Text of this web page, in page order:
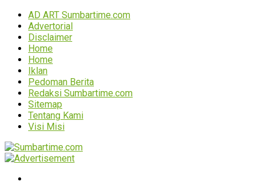
AD ART Sumbartime.com
Advertorial
Disclaimer
Home
Home
Iklan
Pedoman Berita
Redaksi Sumbartime.com
Sitemap
Tentang Kami
Visi Misi